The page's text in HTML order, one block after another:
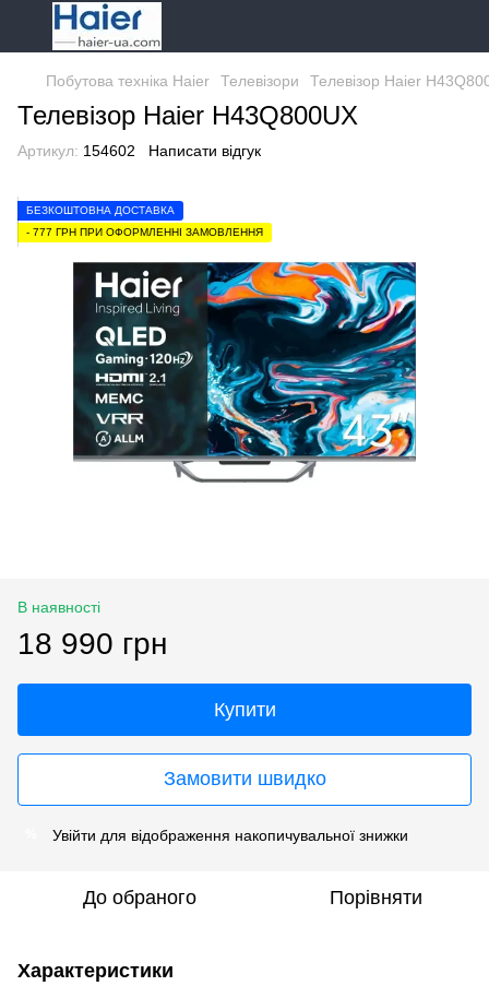
Побутова техніка Haier Телевізори Телевізор Haier
Телевізор Haier H43Q800UX
Артикул: 154602 Написати відгук
БЕЗКОШТОВНА ДОСТАВКА
- 777 ГРН ПРИ ОФОРМЛЕННІ ЗАМОВЛЕННЯ
В наявності
18 990 грн
Купити
Замовити швидко
Увійти для відображення накопичувальної знижки
До обраного Порівняти
Характеристики